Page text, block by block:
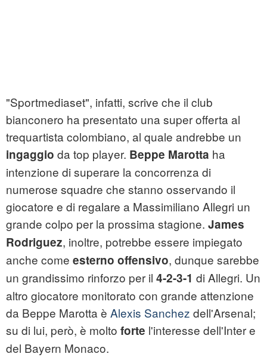
"Sportmediaset", infatti, scrive che il club
bianconero ha presentato una super offerta al
trequartista colombiano, al quale andrebbe un
ingaggio da top player. Beppe Marotta ha
intenzione di superare la concorrenza di
numerose squadre che stanno osservando il
giocatore e di regalare a Massimiliano Allegri un
grande colpo per la prossima stagione. James
Rodriguez, inoltre, potrebbe essere impiegato
anche come esterno offensivo, dunque sarebbe
un grandissimo rinforzo per il 4-2-3-1 di Allegri. Un
altro giocatore monitorato con grande attenzione
da Beppe Marotta è Alexis Sanchez dell'Arsenal;
su di lui, però, è molto forte l'interesse dell'Inter e
del Bayern Monaco.